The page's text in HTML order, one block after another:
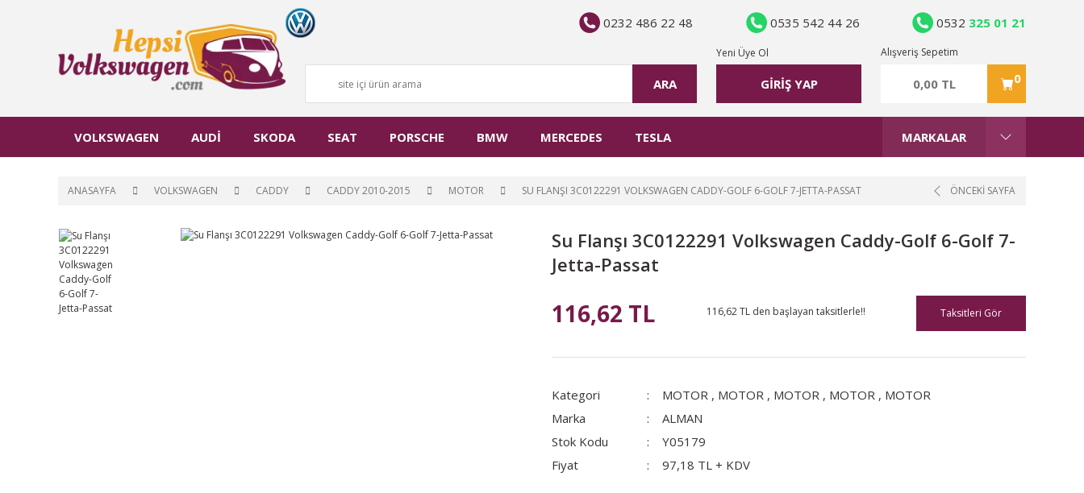
ARA GİRİŞ YAP
Yeni Üye Ol
0,00 TL 0
Alışveriş Sepetim
0232 486 22 48 0535 542 44 26 0532 325 01 21
VOLKSWAGEN AUDİ SKODA SEAT PORSCHE BMW MERCEDES TESLA MARKALAR
ANASAYFA VOLKSWAGEN CADDY CADDY 2010-2015 MOTOR SU FLANŞI 3C0122291 VOLKSWAGEN CADDY-GOLF 6-GOLF 7-JETTA-PASSAT ÖNCEKİ SAYFA
Su Flanşı 3C0122291 Volkswagen Caddy-Golf 6-Golf 7-
Jetta-Passat
116,62 TL 116,62 TL den başlayan taksitlerle!! Taksitleri Gör
Kategori MOTOR , MOTOR , MOTOR , MOTOR , MOTOR
Marka
ALMAN
Stok Kodu
Y05179
Fiyat
97,18 TL + KDV